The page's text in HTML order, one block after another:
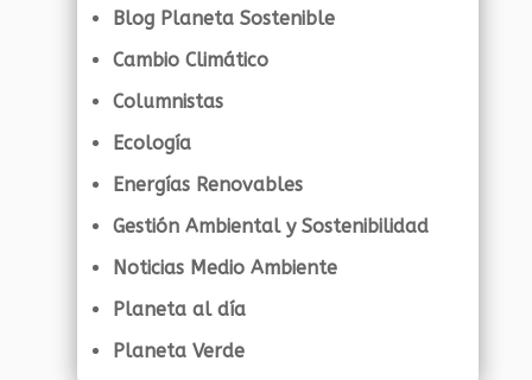
Blog Planeta Sostenible
Cambio Climático
Columnistas
Ecología
Energías Renovables
Gestión Ambiental y Sostenibilidad
Noticias Medio Ambiente
Planeta al día
Planeta Verde